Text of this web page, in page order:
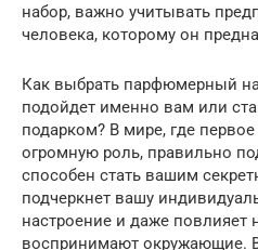
набор, важно учитывать
человека, которому он
Как выбрать парфюмерный
подойдет именно вам или
подарком? В мире, где первое
огромную роль, правильно
способен стать вашим
подчеркнет вашу
настроение и даже повлияет
воспринимают окружающие.